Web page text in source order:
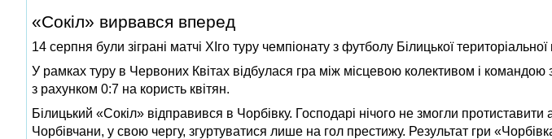
«Сокіл» вирвався вперед
14 серпня були зіграні матчі ХI­го туру чемпіонату з футболу Білицької
У рамках туру в Червоних Квітах відбулася гра між місцевою колективом і
з рахунком 0:7 на користь квітян.
Білицький «Сокіл» відправився в Чорбівку. Господарі нічого не змогли
Чорбівчани, у свою чергу, згуртуватися лише на гол престижу. Результат гри